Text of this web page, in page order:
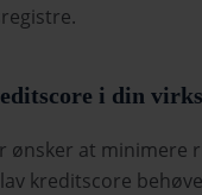
i din
ønsker at
kreditscore